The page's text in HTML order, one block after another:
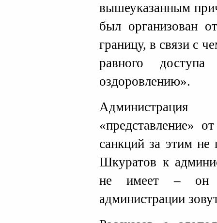
вышеуказанным
был организован
границу, в связи с
равного
оздоровлению».
«представление»
санкций за этим
Шкуратов к
не имеет – он
администрации